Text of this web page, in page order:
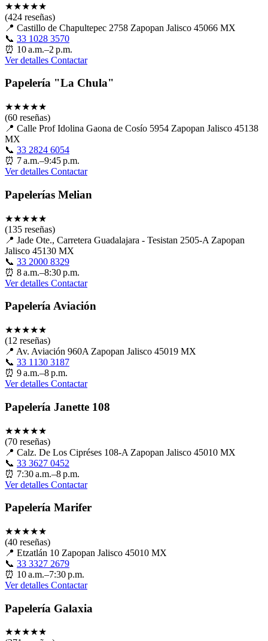
★★★★★
(424 reseñas)
📍 Castillo de Chapultepec 2758 Zapopan Jalisco 45066 MX
📞 33 1028 3570
⏰ 10 a.m.–2 p.m.
Ver detalles Contactar
Papelería "La Chula"
★★★★★
(60 reseñas)
📍 Calle Prof Idolina Gaona de Cosío 5954 Zapopan Jalisco 45138
MX
📞 33 2824 6054
⏰ 7 a.m.–9:45 p.m.
Ver detalles Contactar
Papelerías Melian
★★★★★
(135 reseñas)
📍 Jade Ote., Carretera Guadalajara - Tesistan 2505-A Zapopan
Jalisco 45130 MX
📞 33 2000 8329
⏰ 8 a.m.–8:30 p.m.
Ver detalles Contactar
Papelería Aviación
★★★★★
(12 reseñas)
📍 Av. Aviación 960A Zapopan Jalisco 45019 MX
📞 33 1130 3187
⏰ 9 a.m.–8 p.m.
Ver detalles Contactar
Papelería Janette 108
★★★★★
(70 reseñas)
📍 Calz. De Los Cipréses 108-A Zapopan Jalisco 45010 MX
📞 33 3627 0452
⏰ 7:30 a.m.–8 p.m.
Ver detalles Contactar
Papelería Marifer
★★★★★
(40 reseñas)
📍 Etzatlán 10 Zapopan Jalisco 45010 MX
📞 33 3327 2679
⏰ 10 a.m.–7:30 p.m.
Ver detalles Contactar
Papelería Galaxia
★★★★★